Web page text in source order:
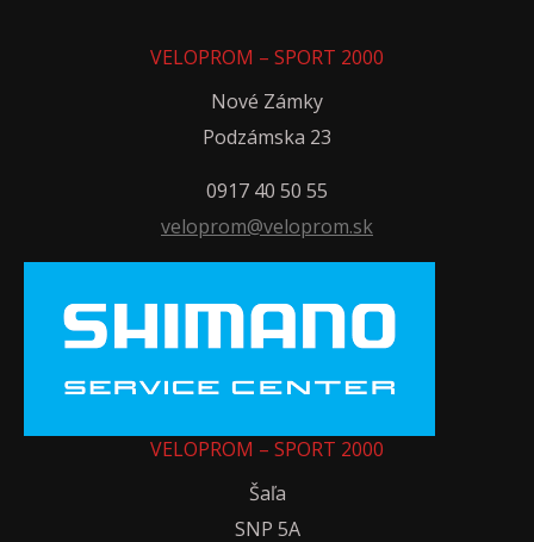
VELOPROM – SPORT 2000
Nové Zámky
Podzámska 23
0917 40 50 55
veloprom@veloprom.sk
VELOPROM – SPORT 2000
Šaľa
SNP 5A